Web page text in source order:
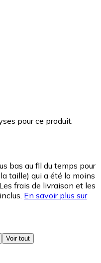
pour ce produit.
bas au fil du temps pour
taille) qui a été la moins
frais de livraison et les
En savoir plus sur
Voir tout